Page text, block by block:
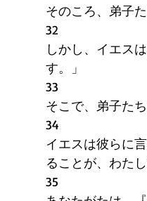
そのころ、弟子
32
しかし、イエス
す。」
33
そこで、弟子た
34
イエスは彼らに
ることが、わた
35